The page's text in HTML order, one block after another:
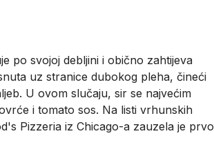
po svojoj debljini i obično zahtijeva
uz stranice dubokog pleha, čineći
U ovom slučaju, sir se najvećim
i tomato sos. Na listi vrhunskih
Pizzeria iz Chicago-a zauzela je prvo